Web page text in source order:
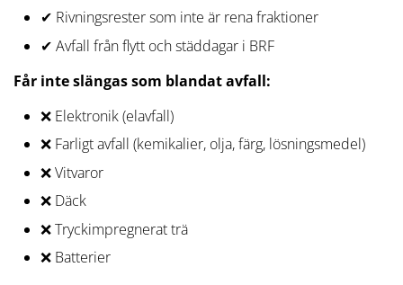
✔ Rivningsrester som inte är rena fraktioner
✔ Avfall från flytt och städdagar i BRF
Får inte slängas som blandat avfall:
❌ Elektronik (elavfall)
❌ Farligt avfall (kemikalier, olja, färg, lösningsmedel)
❌ Vitvaror
❌ Däck
❌ Tryckimpregnerat trä
❌ Batterier